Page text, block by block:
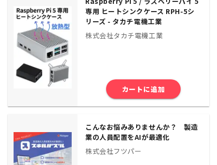
専用 ヒートシンクケース RPH-5シ
リーズ - タカチ電機工業
株式会社タカチ電機工業
カートに追加
こんなお悩みありませんか？ 製造
業の人員配置をAIが最適化
株式会社フツパー